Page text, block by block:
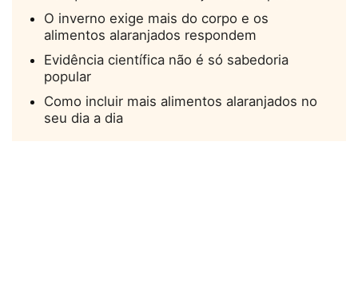
O inverno exige mais do corpo e os
alimentos alaranjados respondem
Evidência científica não é só sabedoria
popular
Como incluir mais alimentos alaranjados no
seu dia a dia